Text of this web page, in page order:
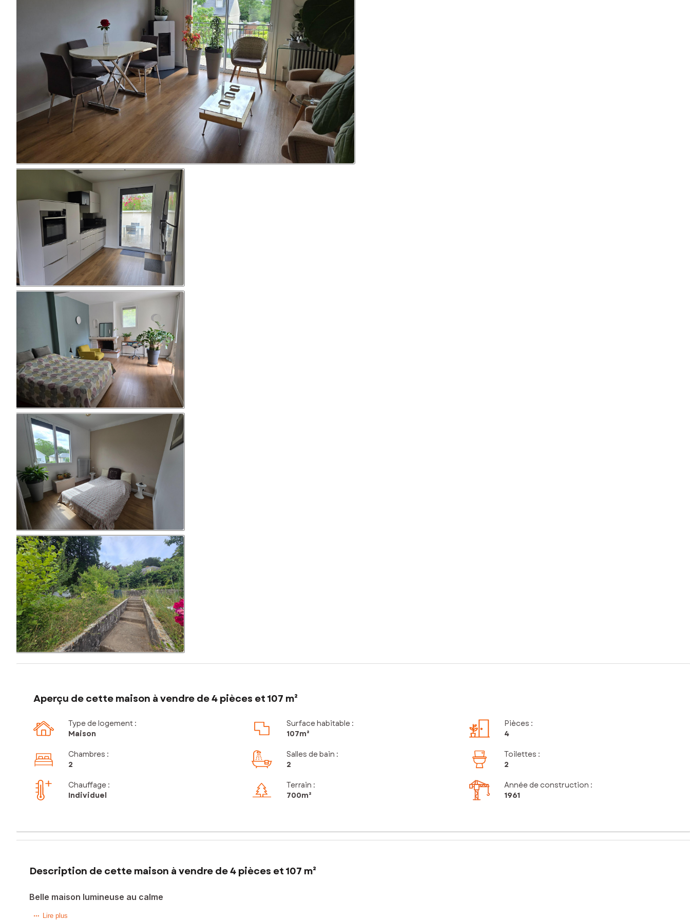
Aperçu de cette maison à vendre de 4 pièces et 107 m²
Type de logement :
Maison
Surface habitable :
107m²
Pièces :
4
Chambres :
2
Salles de bain :
2
Toilettes :
2
Chauffage :
Individuel
Terrain :
700m²
Année de construction :
1961
Description de cette maison à vendre de 4 pièces et 107 m²
Belle maison lumineuse au calme
Cette charmante maison est située à Rochecorbon, ville reconnue pour son histoire, son environnement préservé, le calme qui y reigne et sa douceur de vivre. Ce bien se trouve très près du
Lire plus